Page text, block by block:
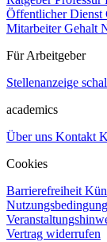
Öffentlicher Dienst
Mitarbeiter Gehalt
Für Arbeitgeber
Stellenanzeige
academics
Über uns Kontakt
Cookies
Barrierefreiheit
Vertrag widerrufen